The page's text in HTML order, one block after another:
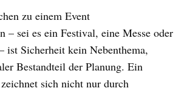
zu einem Event
– sei es ein Festival, eine Messe oder
ist Sicherheit kein Nebenthema,
Bestandteil der Planung. Ein
sich nicht nur durch